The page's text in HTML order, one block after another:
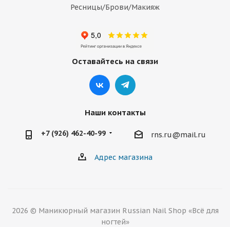
Ресницы/Брови/Макияж
Оставайтесь на связи
Наши контакты
+7 (926) 462-40-99 rns.ru@mail.ru
Адрес магазина
2026 © Маникюрный магазин Russian Nail Shop «Всё для
ногтей»